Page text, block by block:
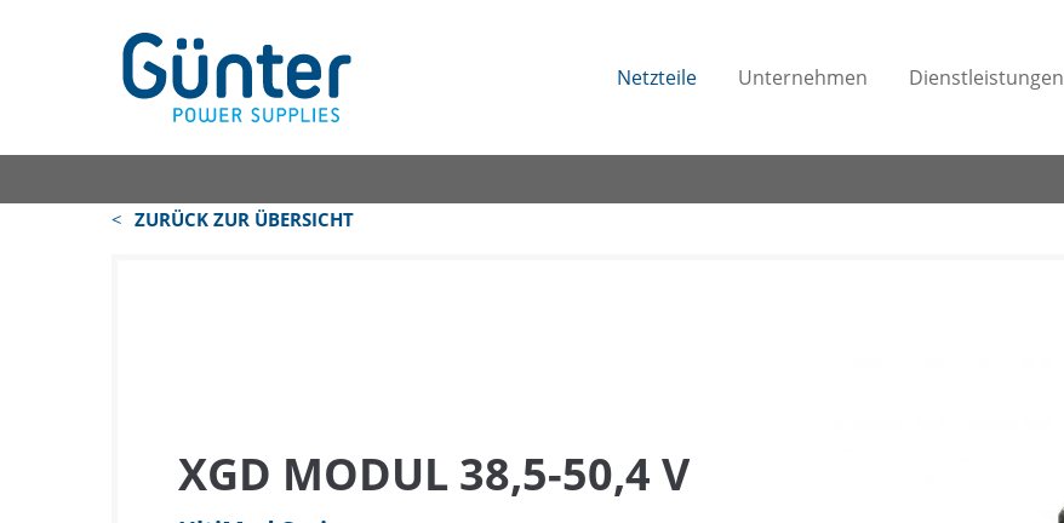
Netzteile Unternehmen Dienstleistungen
ZURÜCK ZUR ÜBERSICHT
XGD MODUL 38,5-50,4 V